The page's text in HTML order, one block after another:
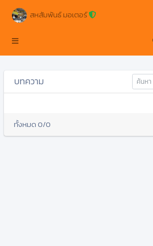
สหสัมพันธ์ มอเตอร์
บทความ
ทั้งหมด 0/0